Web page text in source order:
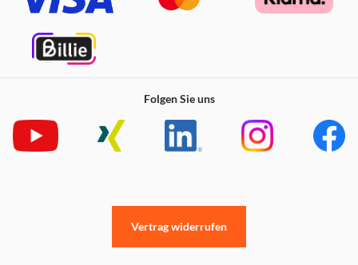
Folgen Sie uns
Vertrag widerrufen